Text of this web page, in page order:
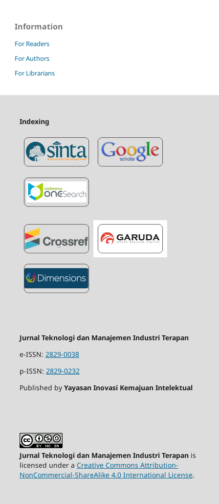
Information
For Readers
For Authors
For Librarians
Indexing
Jurnal Teknologi dan Manajemen Industri Terapan
e-ISSN: 2829-0038
p-ISSN: 2829-0232
Published by Yayasan Inovasi Kemajuan Intelektual
Jurnal Teknologi dan Manajemen Industri Terapanis
licensed under a Creative Commons Attribution-
NonCommercial-ShareAlike 4.0 International License.